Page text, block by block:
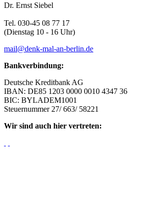
Dr. Ernst Siebel
Tel. 030-45 08 77 17
(Dienstag 10 - 16 Uhr)
mail@denk-mal-an-berlin.de
Bankverbindung:
Deutsche Kreditbank AG
IBAN: DE85 1203 0000 0010 4347 36
BIC: BYLADEM1001
Steuernummer 27/ 663/ 58221
Wir sind auch hier vertreten: